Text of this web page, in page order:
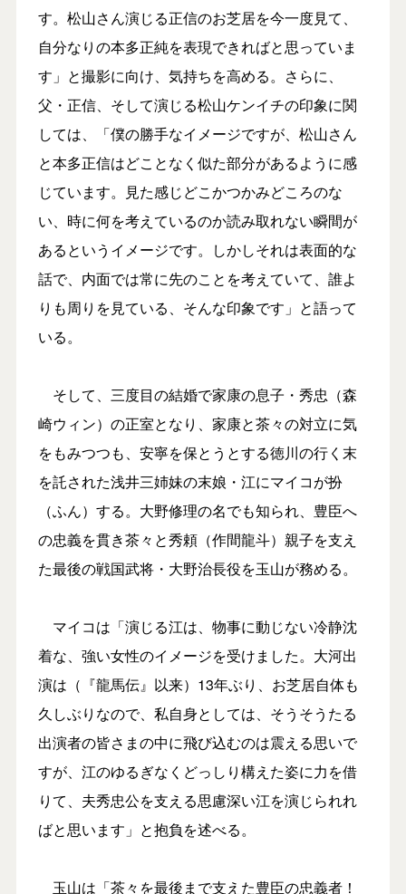
す。松山さん演じる正信のお芝居を今一度見て、
自分なりの本多正純を表現できればと思っていま
す」と撮影に向け、気持ちを高める。さらに、
父・正信、そして演じる松山ケンイチの印象に関
しては、「僕の勝手なイメージですが、松山さん
と本多正信はどことなく似た部分があるように感
じています。見た感じどこかつかみどころのな
い、時に何を考えているのか読み取れない瞬間が
あるというイメージです。しかしそれは表面的な
話で、内面では常に先のことを考えていて、誰よ
りも周りを見ている、そんな印象です」と語って
いる。
そして、三度目の結婚で家康の息子・秀忠（森
崎ウィン）の正室となり、家康と茶々の対立に気
をもみつつも、安寧を保とうとする徳川の行く末
を託された浅井三姉妹の末娘・江にマイコが扮
（ふん）する。大野修理の名でも知られ、豊臣へ
の忠義を貫き茶々と秀頼（作間龍斗）親子を支え
た最後の戦国武将・大野治長役を玉山が務める。
マイコは「演じる江は、物事に動じない冷静沈
着な、強い女性のイメージを受けました。大河出
演は（『龍馬伝』以来）13年ぶり、お芝居自体も
久しぶりなので、私自身としては、そうそうたる
出演者の皆さまの中に飛び込むのは震える思いで
すが、江のゆるぎなくどっしり構えた姿に力を借
りて、夫秀忠公を支える思慮深い江を演じられれ
ばと思います」と抱負を述べる。
玉山は「茶々を最後まで支えた豊臣の忠義者！